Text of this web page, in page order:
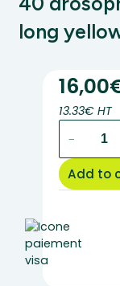
long
13.33€ HT
drosophilia
wild
(
and
long
−
Add to